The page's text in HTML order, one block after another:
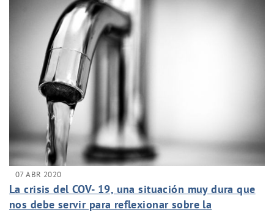
07 ABR 2020
La crisis del COV- 19, una situación muy dura que
nos debe servir para reflexionar sobre la